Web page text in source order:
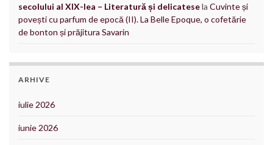
secolului al XIX-lea – Literatură și delicatesela Cuvinte și
povești cu parfum de epocă (II). La Belle Epoque, o cofetărie
de bonton și prăjitura Savarin
ARHIVE
iulie 2026
iunie 2026